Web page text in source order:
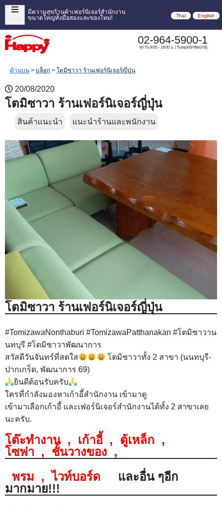
มีความสุขร้านค้าเฟอร์นิเจอร์สำนักงาน
ขนาดใหญ่ทั้งมือสองและของใหม่!
Thai English
02-964-5900-1
ทุกวัน 9:00 - 18:00 น. (วันหยุดนักขัตฤกษ์)
ด้านบน > บล็อก > โตมิซาวา ร้านเฟอร์นิเจอร์ญี่ปุ่น
20/08/2020
โตมิซาวา ร้านเฟอร์นิเจอร์ญี่ปุ่น
สินค้าแนะนำ แนะนำร้านและพนักงาน
โตมิซาวา ร้านเฟอร์นิเจอร์ญี่ปุ่น
#TomizawaNonthaburi #TomizawaPatthanakan #โตมิซาวาน
นทบุรี #โตมิซาวาพัฒนาการ
สวัสดีวันจันทร์ที่สดใส
โตมิซาวาทั้ง 2 สาขา (นนทบุรี-
ปากเกร็ด, พัฒนาการ 69)
ยินดีต้อนรับครับ
ใครที่กำลังมองหาเก้าอี้สำนักงาน เข้ามาดู
เข้ามาเลือกเก้าอี้ และเฟอร์นิเจอร์สำนักงานได้ทั้ง 2 สาขาเลย
นะครับ.
โต๊ะทำงาน , เก้าอี้ , ตู้เหล็ก ,
โซฟา , ชั้นวางของ ,
พรม , ไวท์บอร์ด และอื่น ๆอีก
มากมาย!!!